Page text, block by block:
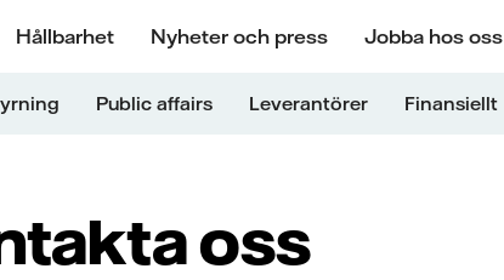
Hållbarhet Nyheter och press Jobba hos oss
Public affairs Leverantörer Finansiellt
oss